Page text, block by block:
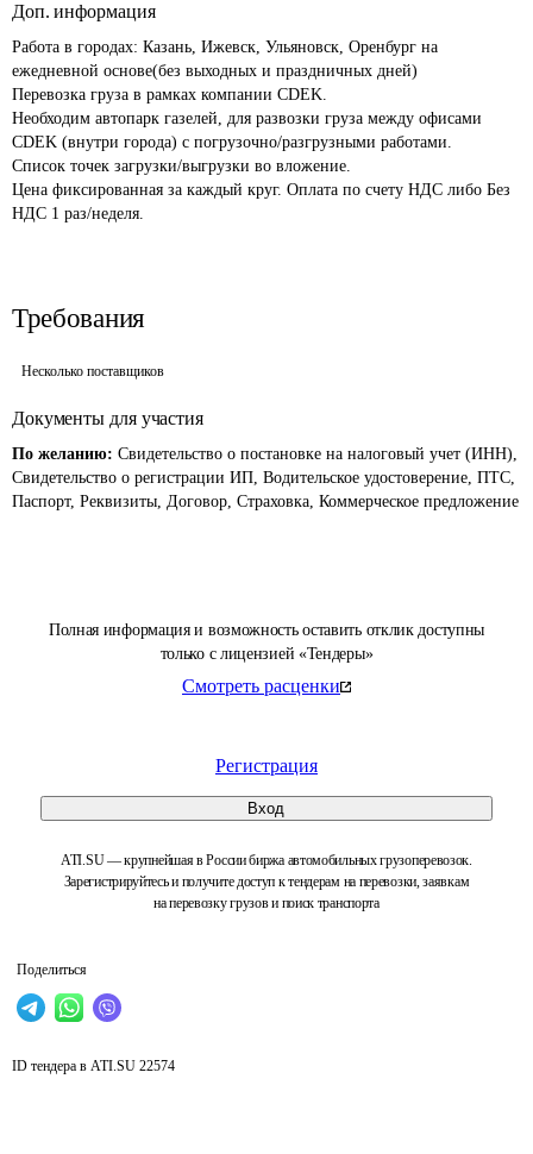
Полная информация и возможность оставить отклик доступны
только с лицензией «Тендеры»
Смотреть расценки
Регистрация
Вход
ATI.SU — крупнейшая в России биржа автомобильных грузоперевозок.
Зарегистрируйтесь и получите доступ к тендерам на перевозки, заявкам
на перевозку грузов и поиск транспорта
Поделиться
Доп. информация
Работа в городах: Казань, Ижевск, Ульяновск, Оренбург на
ежедневной основе(без выходных и праздничных дней)
Перевозка груза в рамках компании CDEK.
Необходим автопарк газелей, для развозки груза между офисами
CDEK (внутри города) с погрузочно/разгрузными работами.
Список точек загрузки/выгрузки во вложение.
Цена фиксированная за каждый круг. Оплата по счету НДС либо Без
НДС 1 раз/неделя.
Требования
Несколько поставщиков
Документы для участия
По желанию: Свидетельство о постановке на налоговый учет (ИНН),
Свидетельство о регистрации ИП, Водительское удостоверение, ПТС,
Паспорт, Реквизиты, Договор, Страховка, Коммерческое предложение
ID тендера в ATI.SU 22574